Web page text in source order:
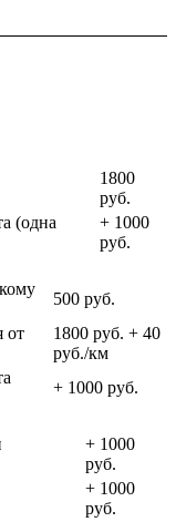
1800
руб.
(одна
+ 1000
руб.
500 руб.
от
1800 руб. + 40
руб./км
+ 1000 руб.
+ 1000
руб.
+ 1000
руб.